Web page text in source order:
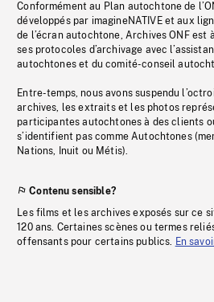
Conformément au Plan autochtone de
développés par imagineNATIVE et aux
de l’écran autochtone, Archives ONF est
ses protocoles d’archivage avec
autochtones et du comité-conseil
Entre-temps, nous avons suspendu
archives, les extraits et les photos
participantes autochtones à des clients
s’identifient pas comme Autochtones
Nations, Inuit ou Métis).
Contenu sensible?
Les films et les archives exposés sur ce
120 ans. Certaines scènes ou termes
offensants pour certains publics. En